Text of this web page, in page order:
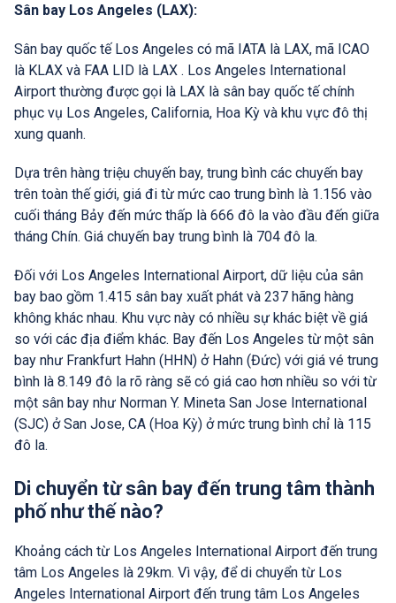
Sân bay Los Angeles (LAX):
Sân bay quốc tế Los Angeles có mã IATA là LAX, mã ICAO
là KLAX và FAA LID là LAX . Los Angeles International
Airport thường được gọi là LAX là sân bay quốc tế chính
phục vụ Los Angeles, California, Hoa Kỳ và khu vực đô thị
xung quanh.
Dựa trên hàng triệu chuyến bay, trung bình các chuyến bay
trên toàn thế giới, giá đi từ mức cao trung bình là 1.156 vào
cuối tháng Bảy đến mức thấp là 666 đô la vào đầu đến giữa
tháng Chín. Giá chuyến bay trung bình là 704 đô la.
Đối với Los Angeles International Airport, dữ liệu của sân
bay bao gồm 1.415 sân bay xuất phát và 237 hãng hàng
không khác nhau. Khu vực này có nhiều sự khác biệt về giá
so với các địa điểm khác. Bay đến Los Angeles từ một sân
bay như Frankfurt Hahn (HHN) ở Hahn (Đức) với giá vé trung
bình là 8.149 đô la rõ ràng sẽ có giá cao hơn nhiều so với từ
một sân bay như Norman Y. Mineta San Jose International
(SJC) ở San Jose, CA (Hoa Kỳ) ở mức trung bình chỉ là 115
đô la.
Di chuyển từ sân bay đến trung tâm thành
phố như thế nào?
Khoảng cách từ Los Angeles International Airport đến trung
tâm Los Angeles là 29km. Vì vậy, để di chuyển từ Los
Angeles International Airport đến trung tâm Los Angeles